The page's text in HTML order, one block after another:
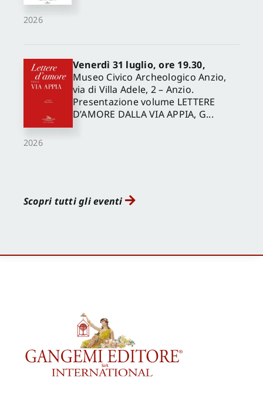
2026
2026
Venerdì 31 luglio, ore 19.30,
Museo Civico Archeologico Anzio,
via di Villa Adele, 2 – Anzio.
Presentazione volume LETTERE
D’AMORE DALLA VIA APPIA, G...
Scopri tutti gli eventi